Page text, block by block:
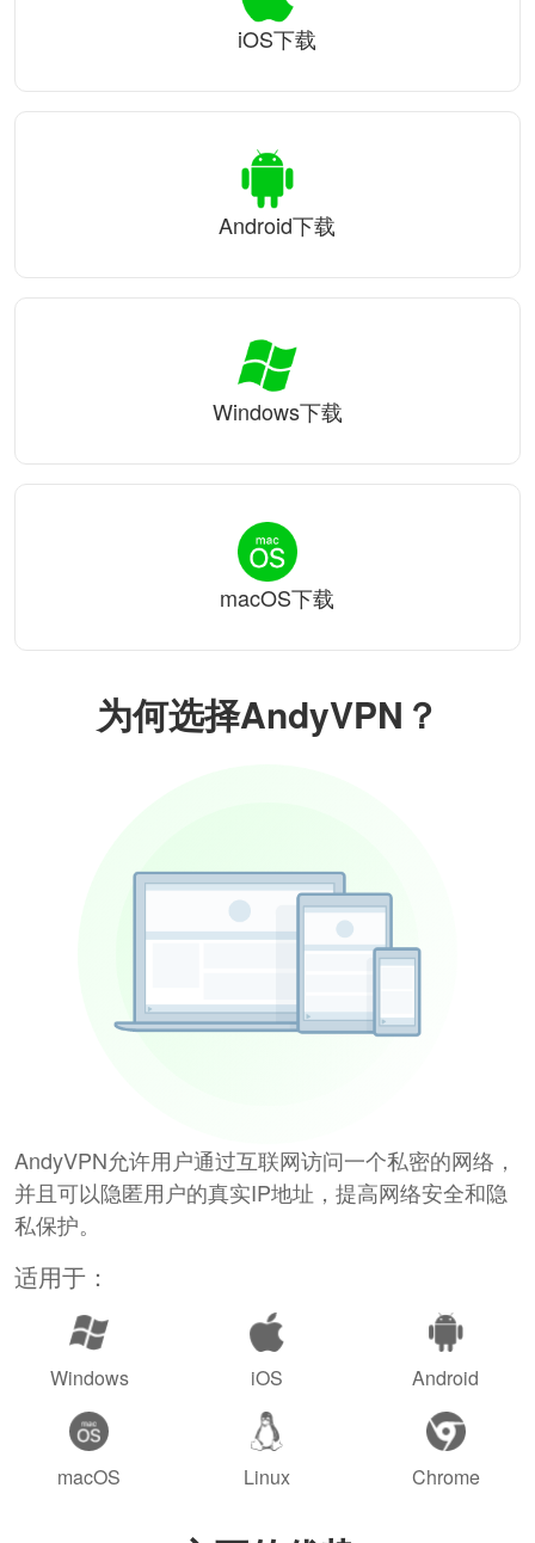
为何选择AndyVPN？
AndyVPN允许用户通过互联网访问一个私密的网络，
并且可以隐匿用户的真实IP地址，提高网络安全和隐
私保护。
适用于：
Windows iOS Android
macOS Linux Chrome
iOS下载
Android下载
Windows下载
macOS下载